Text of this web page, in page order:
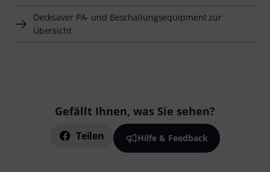
Decksaver PA- und Beschallungsequipment zur
Übersicht
Gefällt Ihnen, was Sie sehen?
Teilen Hilfe & Feedback